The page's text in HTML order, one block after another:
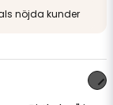
nöjda kunder